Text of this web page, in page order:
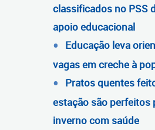
classificados no PSS
apoio educacional
Educação leva
vagas em creche à
Pratos quentes
estação são perfeitos
inverno com saúde